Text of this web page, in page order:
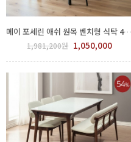
메이 포세린 애쉬 원목 벤치형 식탁 4인용/ 6인용 세트 700-240
1,981,200원 1,050,000